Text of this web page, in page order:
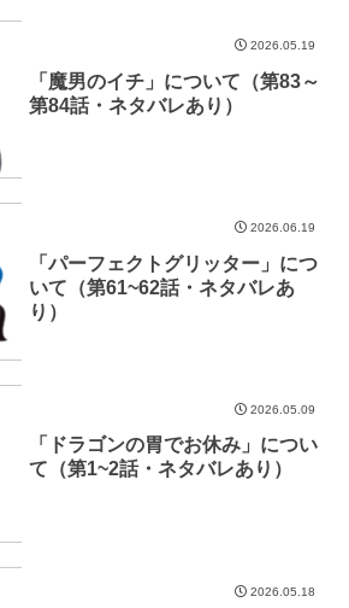
2026.05.19
「魔男のイチ」について（第83～
第84話・ネタバレあり）
2026.06.19
「パーフェクトグリッター」につ
いて（第61~62話・ネタバレあ
り）
2026.05.09
「ドラゴンの胃でお休み」につい
て（第1~2話・ネタバレあり）
2026.05.18